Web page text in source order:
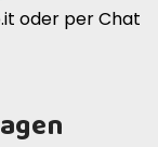
oder per Chat